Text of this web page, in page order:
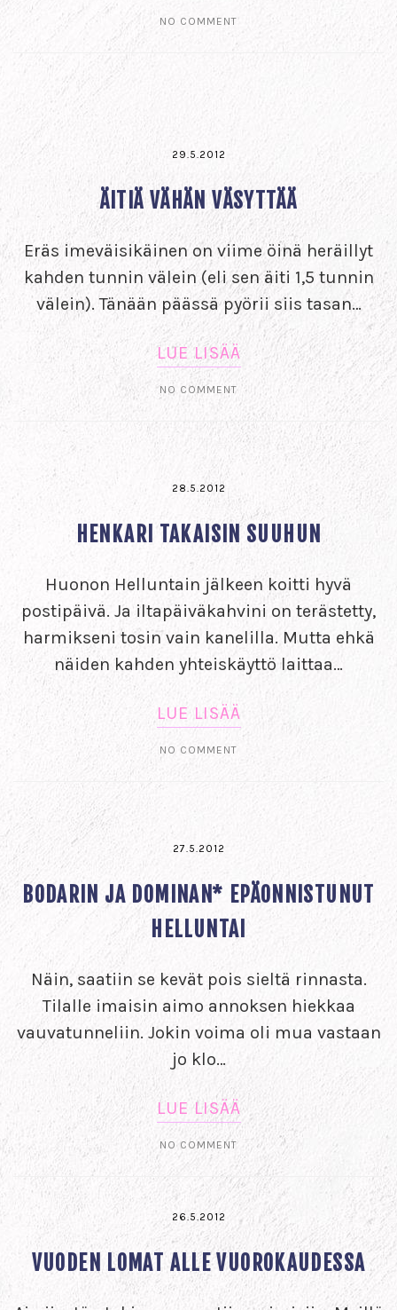
NO COMMENT
29.5.2012
ÄITIÄ VÄHÄN VÄSYTTÄÄ
Eräs imeväisikäinen on viime öinä heräillyt
kahden tunnin välein (eli sen äiti 1,5 tunnin
välein). Tänään päässä pyörii siis tasan…
LUE LISÄÄ
NO COMMENT
28.5.2012
HENKARI TAKAISIN SUUHUN
Huonon Helluntain jälkeen koitti hyvä
postipäivä. Ja iltapäiväkahvini on terästetty,
harmikseni tosin vain kanelilla. Mutta ehkä
näiden kahden yhteiskäyttö laittaa…
LUE LISÄÄ
NO COMMENT
27.5.2012
BODARIN JA DOMINAN* EPÄONNISTUNUT
HELLUNTAI
Näin, saatiin se kevät pois sieltä rinnasta.
Tilalle imaisin aimo annoksen hiekkaa
vauvatunneliin. Jokin voima oli mua vastaan
jo klo…
LUE LISÄÄ
NO COMMENT
26.5.2012
VUODEN LOMAT ALLE VUOROKAUDESSA